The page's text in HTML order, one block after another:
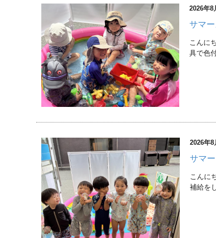
2026年8
サマ
こんに
具で色
2026年8
サマ
こんに
補給を